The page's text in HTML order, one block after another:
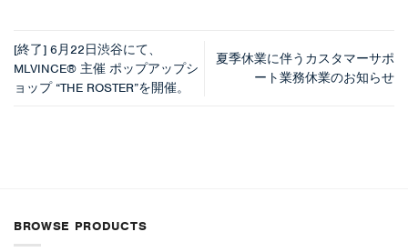
[終了] 6月22日渋谷にて、
MLVINCE® 主催 ポップアップシ
ョップ “THE ROSTER”を開催。
夏季休業に伴うカスタマーサポ
ート業務休業のお知らせ
BROWSE PRODUCTS